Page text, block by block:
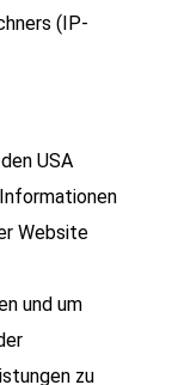
(IP-
USA
Website
und um
zu